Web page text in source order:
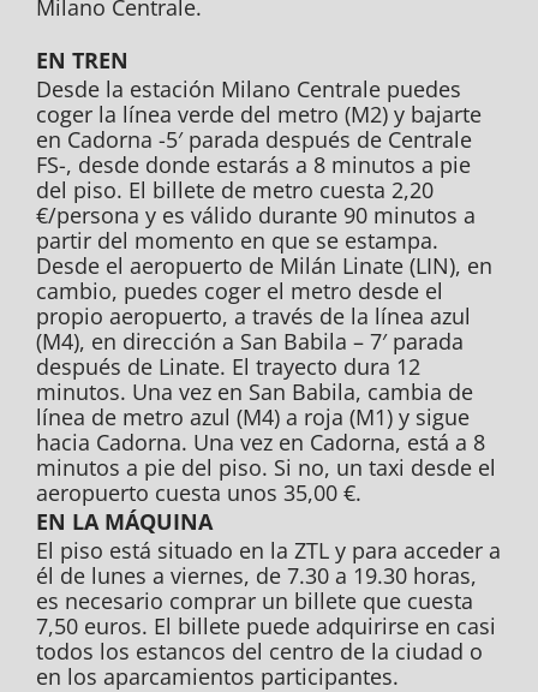
Milano Centrale.
EN TREN
Desde la estación Milano Centrale puedes
coger la línea verde del metro (M2) y bajarte
en Cadorna -5′ parada después de Centrale
FS-, desde donde estarás a 8 minutos a pie
del piso. El billete de metro cuesta 2,20
€/persona y es válido durante 90 minutos a
partir del momento en que se estampa.
Desde el aeropuerto de Milán Linate (LIN), en
cambio, puedes coger el metro desde el
propio aeropuerto, a través de la línea azul
(M4), en dirección a San Babila – 7′ parada
después de Linate. El trayecto dura 12
minutos. Una vez en San Babila, cambia de
línea de metro azul (M4) a roja (M1) y sigue
hacia Cadorna. Una vez en Cadorna, está a 8
minutos a pie del piso. Si no, un taxi desde el
aeropuerto cuesta unos 35,00 €.
EN LA MÁQUINA
El piso está situado en la ZTL y para acceder a
él de lunes a viernes, de 7.30 a 19.30 horas,
es necesario comprar un billete que cuesta
7,50 euros. El billete puede adquirirse en casi
todos los estancos del centro de la ciudad o
en los aparcamientos participantes.